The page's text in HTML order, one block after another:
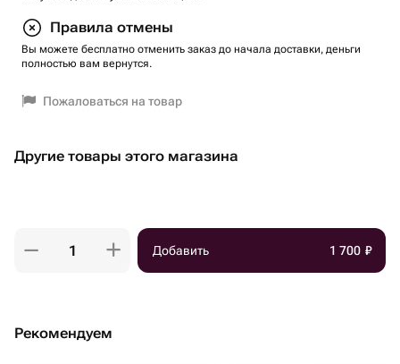
Правила отмены
Вы можете бесплатно отменить заказ до начала доставки, деньги
полностью вам вернутся.
Пожаловаться на товар
Другие товары этого магазина
Добавить 1 700 ₽
Рекомендуем